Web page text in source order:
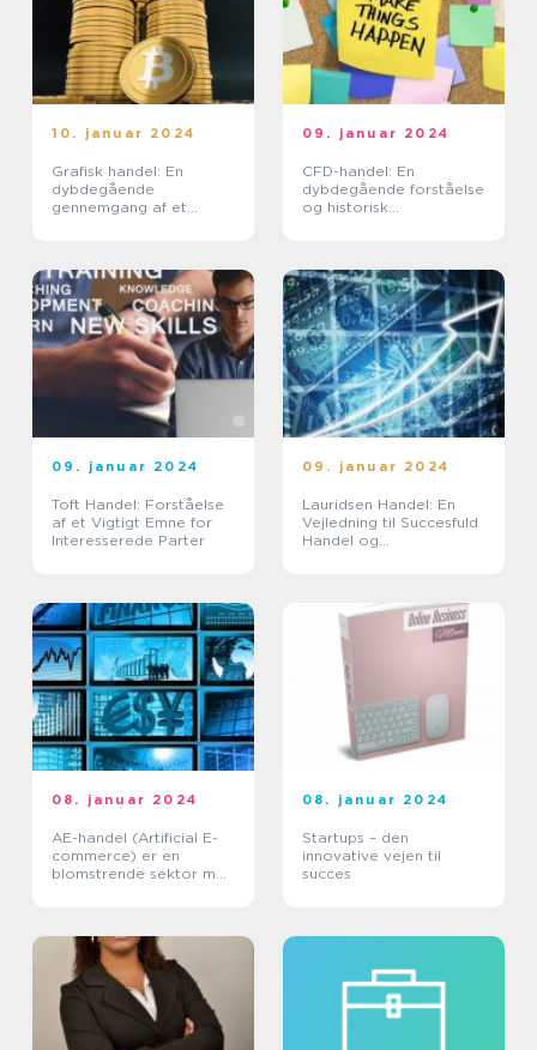
10. januar 2024
Grafisk handel: En
dybdegående
gennemgang af et
09. januar 2024
CFD-handel: En
dybdegående forståelse
og historisk
09. januar 2024
Toft Handel: Forståelse
af et Vigtigt Emne for
Interesserede Parter
09. januar 2024
Lauridsen Handel: En
Vejledning til Succesfuld
Handel og
08. januar 2024
AE-handel (Artificial E-
commerce) er en
blomstrende sektor med
08. januar 2024
Startups – den
innovative vejen til
succes